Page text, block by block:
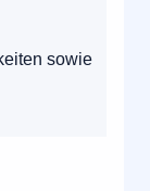
sowie